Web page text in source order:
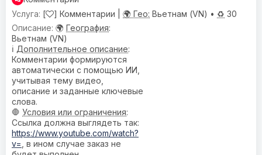
[
] Комментарии | 🌍 Гео: Вьетнам (VN) • ♻️ 30
🌍 География:
Вьетнам (VN)
ℹ️ Дополнительное описание:
Комментарии формируются
автоматически с помощью ИИ,
учитывая тему видео,
описание и заданные ключевые
слова.
🛑 Условия или ограничения:
Ссылка должна выглядеть так:
https://www.youtube.com/watch?
v= , в ином случае заказ не